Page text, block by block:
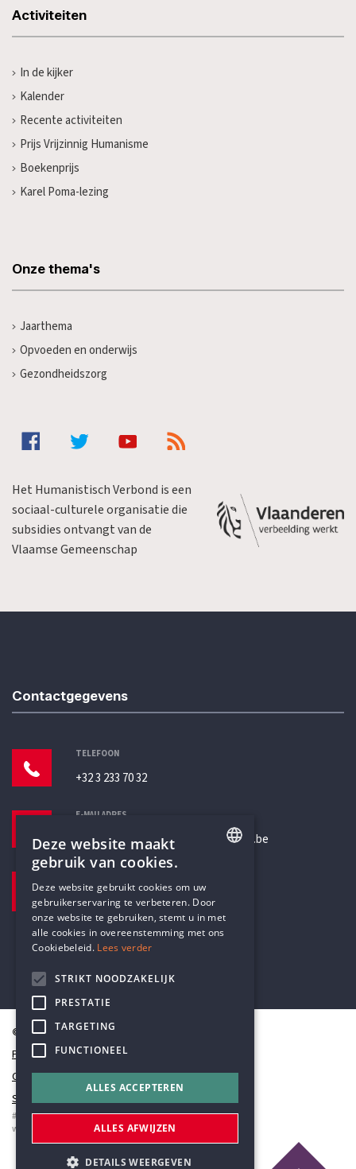
Activiteiten
In de kijker
Kalender
Recente activiteiten
Prijs Vrijzinnig Humanisme
Boekenprijs
Karel Poma-lezing
Onze thema's
Jaarthema
Opvoeden en onderwijs
Gezondheidszorg
Het Humanistisch Verbond is een
sociaal-culturele organisatie die
subsidies ontvangt van de
Vlaamse Gemeenschap
Contactgegevens
TELEFOON
+32 3 233 70 32
E-MAILADRES
secretariaat@humanistischverbond.be
Pottenbrug 4
Antwerpen, 2000
© Humanistisch Verbond 2026
Privacy
Cookiestatement
Sitemap
#codedwithlove byCodelines
webapplicaties
mobiele apps&maatwerk websites
DUTCH
Deze website maakt
gebruik van cookies.
Deze website gebruikt cookies om uw
gebruikerservaring te verbeteren. Door
onze website te gebruiken, stemt u in met
alle cookies in overeenstemming met ons
Cookiebeleid. Lees verder
STRIKT NOODZAKELIJK
PRESTATIE
TARGETING
FUNCTIONEEL
ALLES ACCEPTEREN
ALLES AFWIJZEN
DETAILS WEERGEVEN